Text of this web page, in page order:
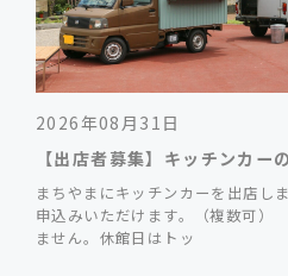
2026年08月31日
【出店者募集】キッチンカー
まちやまにキッチンカーを出店し
申込みいただけます。（複数可
ません。休館日はトッ